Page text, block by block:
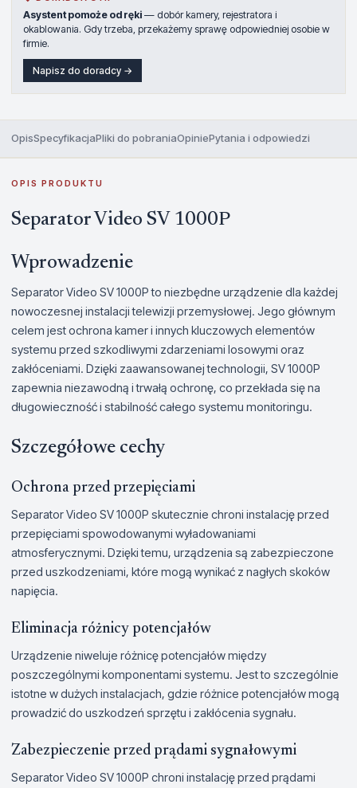
Asystent pomoże od ręki — dobór kamery, rejestratora i
okablowania. Gdy trzeba, przekażemy sprawę odpowiedniej osobie w
firmie.
Napisz do doradcy →
OpisSpecyfikacjaPliki do pobraniaOpiniePytania i odpowiedzi
OPIS PRODUKTU
Separator Video SV 1000P
Wprowadzenie
Separator Video SV 1000P to niezbędne urządzenie dla każdej
nowoczesnej instalacji telewizji przemysłowej. Jego głównym
celem jest ochrona kamer i innych kluczowych elementów
systemu przed szkodliwymi zdarzeniami losowymi oraz
zakłóceniami. Dzięki zaawansowanej technologii, SV 1000P
zapewnia niezawodną i trwałą ochronę, co przekłada się na
długowieczność i stabilność całego systemu monitoringu.
Szczegółowe cechy
Ochrona przed przepięciami
Separator Video SV 1000P skutecznie chroni instalację przed
przepięciami spowodowanymi wyładowaniami
atmosferycznymi. Dzięki temu, urządzenia są zabezpieczone
przed uszkodzeniami, które mogą wynikać z nagłych skoków
napięcia.
Eliminacja różnicy potencjałów
Urządzenie niweluje różnicę potencjałów między
poszczególnymi komponentami systemu. Jest to szczególnie
istotne w dużych instalacjach, gdzie różnice potencjałów mogą
prowadzić do uszkodzeń sprzętu i zakłócenia sygnału.
Zabezpieczenie przed prądami sygnałowymi
Separator Video SV 1000P chroni instalację przed prądami